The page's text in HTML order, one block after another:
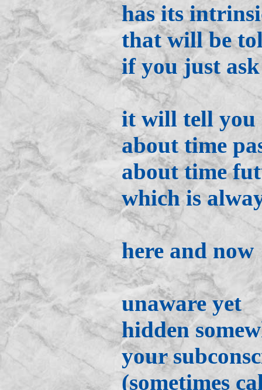
has its
that will be
if you just ask
it will tell you
about time
about time
which is
here and now
unaware yet
hidden
your
(sometimes